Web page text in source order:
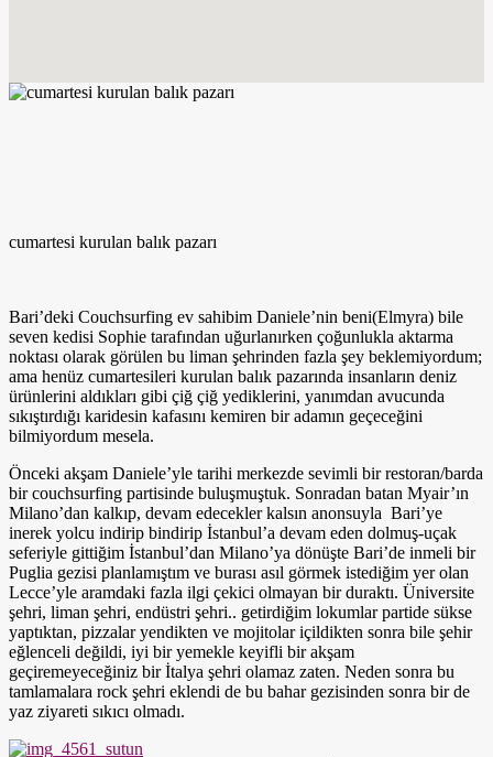
cumartesi kurulan balık pazarı
Bari’deki Couchsurfing ev sahibim Daniele’nin beni(Elmyra) bile
seven kedisi Sophie tarafından uğurlanırken çoğunlukla aktarma
noktası olarak görülen bu liman şehrinden fazla şey beklemiyordum;
ama henüz cumartesileri kurulan balık pazarında insanların deniz
ürünlerini aldıkları gibi çiğ çiğ yediklerini, yanımdan avucunda
sıkıştırdığı karidesin kafasını kemiren bir adamın geçeceğini
bilmiyordum mesela.
Önceki akşam Daniele’yle tarihi merkezde sevimli bir restoran/barda
bir couchsurfing partisinde buluşmuştuk. Sonradan batan Myair’ın
Milano’dan kalkıp, devam edecekler kalsın anonsuyla Bari’ye
inerek yolcu indirip bindirip İstanbul’a devam eden dolmuş-uçak
seferiyle gittiğim İstanbul’dan Milano’ya dönüşte Bari’de inmeli bir
Puglia gezisi planlamıştım ve burası asıl görmek istediğim yer olan
Lecce’yle aramdaki fazla ilgi çekici olmayan bir duraktı. Üniversite
şehri, liman şehri, endüstri şehri.. getirdiğim lokumlar partide sükse
yaptıktan, pizzalar yendikten ve mojitolar içildikten sonra bile şehir
eğlenceli değildi, iyi bir yemekle keyifli bir akşam
geçiremeyeceğiniz bir İtalya şehri olamaz zaten. Neden sonra bu
tamlamalara rock şehri eklendi de bu bahar gezisinden sonra bir de
yaz ziyareti sıkıcı olmadı.